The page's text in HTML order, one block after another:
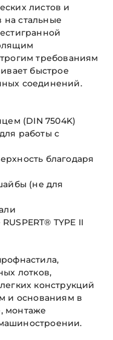
листов и
стальные
требованиям
быстрое
соединений.
(DIN 7504K)
работы с
благодаря
(не для
TYPE II
лотков,
конструкций
и основаниям в
монтаже